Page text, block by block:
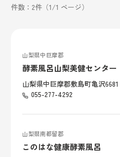
件数：2件（1/1 ページ）
山梨県中巨摩郡
酵素風呂山梨美健センター
山梨県中巨摩郡敷島町亀沢6681
055-277-4292
山梨県南都留郡
このはな健康酵素風呂